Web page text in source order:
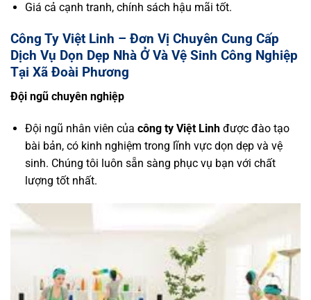
Giá cả cạnh tranh, chính sách hậu mãi tốt.
Công Ty Việt Linh – Đơn Vị Chuyên Cung Cấp
Dịch Vụ Dọn Dẹp Nhà Ở Và Vệ Sinh Công Nghiệp
Tại Xã Đoài Phương
Đội ngũ chuyên nghiệp
Đội ngũ nhân viên của công ty Việt Linhđược đào tạo
bài bản, có kinh nghiệm trong lĩnh vực dọn dẹp và vệ
sinh. Chúng tôi luôn sẵn sàng phục vụ bạn với chất
lượng tốt nhất.